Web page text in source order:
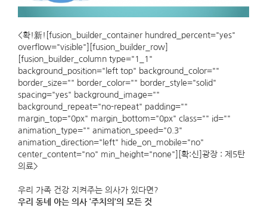
<확!新![fusion_builder_container hundred_percent="yes"
overflow="visible"][fusion_builder_row]
[fusion_builder_column type="1_1"
background_position="left top" background_color=""
border_size="" border_color="" border_style="solid"
spacing="yes" background_image=""
background_repeat="no-repeat" padding=""
margin_top="0px" margin_bottom="0px" class="" id=""
animation_type="" animation_speed="0.3"
animation_direction="left" hide_on_mobile="no"
center_content="no" min_height="none"][확:신]광장 : 제5탄
의료>
우리 가족 건강 지켜주는 의사가 있다면?
우리 동네 아는 의사 ‘주치의’의 모든 것